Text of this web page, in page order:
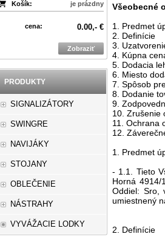
Košík: je prázdny
cena: 0.00,- €
Zobraziť
PRODUKTY
SIGNALIZÁTORY
SWINGRE
NAVIJÁKY
STOJANY
OBLEČENIE
NÁSTRAHY
VYVÁŽACIE LODKY
Všeobecné
1. Predmet
2. Definície
3.
4. Kúpna
5. Dodacia
6. Miesto
7. Spôsob
8. Dodanie
9.
10. Zrušenie
11. Ochrana
12.
1. Predmet
- 1.1. Tieto
Horná 4914/
Oddiel: Sro,
umiestnený
2. Definície